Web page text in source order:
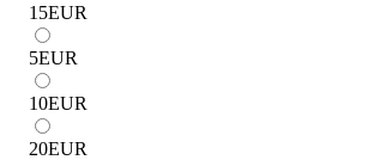
15EUR
5EUR
10EUR
20EUR